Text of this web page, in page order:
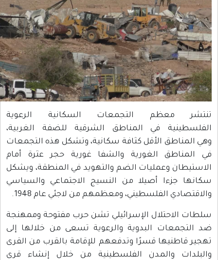
معظم التجمعات السكانية الرعوية
في المناطق الشرقية للضفة الغربية،
الأقل كثافة سكانية، وتشكل هذه التجمعات
الغورية والشفا غورية حجر عثرة أمام
وعمليات الضم والتهويد في المنطقة، ويشكل
جزءا أصيلا من النسيج الاجتماعي والسياسي
الفلسطيني، ومعظمهم من لاجئي عام 1948.
الإسرائيلي تشن حرب مفتوحة وممهنجة
البدوية والرعوية تسعى من خلالها إلى
قسرًا وتدفعهم للإقامة بالقرب من القرى
والمدن الفلسطينية من خلال إنشاء قرى